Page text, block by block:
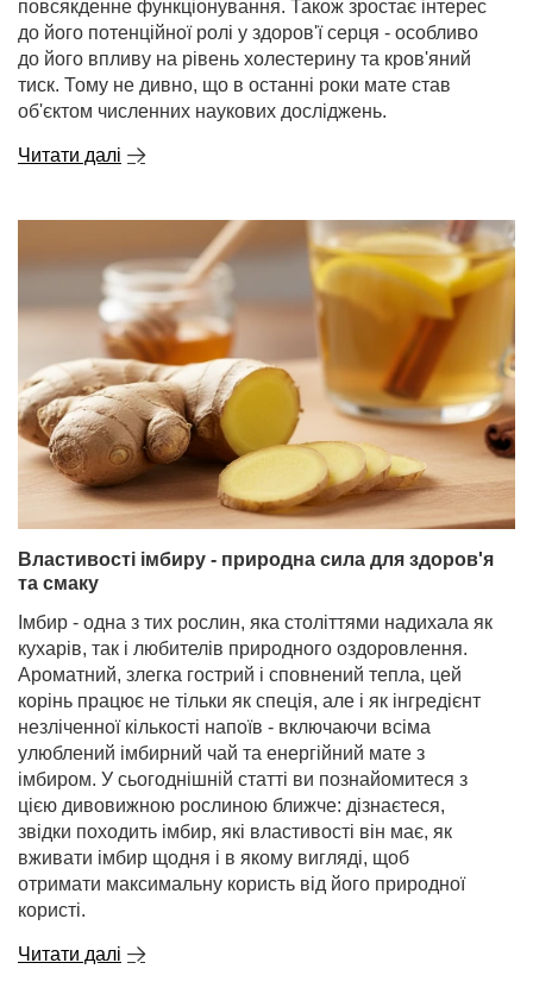
повсякденне функціонування. Також зростає інтерес
до його потенційної ролі у здоров'ї серця - особливо
до його впливу на рівень холестерину та кров'яний
тиск. Тому не дивно, що в останні роки мате став
об'єктом численних наукових досліджень.
Читати далі
Властивості імбиру - природна сила для здоров'я
та смаку
Імбир - одна з тих рослин, яка століттями надихала як
кухарів, так і любителів природного оздоровлення.
Ароматний, злегка гострий і сповнений тепла, цей
корінь працює не тільки як спеція, але і як інгредієнт
незліченної кількості напоїв - включаючи всіма
улюблений імбирний чай та енергійний мате з
імбиром. У сьогоднішній статті ви познайомитеся з
цією дивовижною рослиною ближче: дізнаєтеся,
звідки походить імбир, які властивості він має, як
вживати імбир щодня і в якому вигляді, щоб
отримати максимальну користь від його природної
користі.
Читати далі